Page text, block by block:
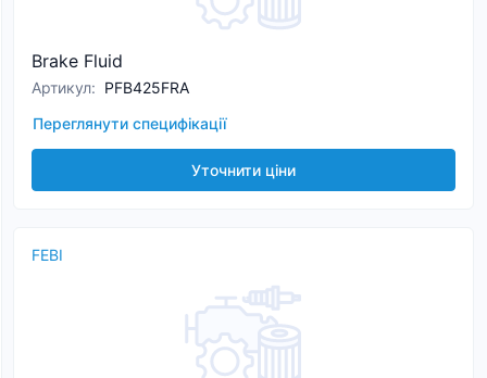
Brake Fluid
Артикул: PFB425FRA
Переглянути специфікації
Уточнити ціни
FEBI